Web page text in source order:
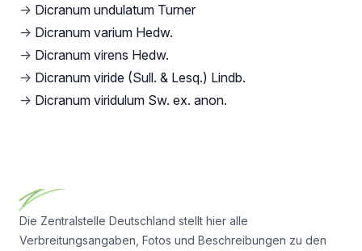
→ Dicranum undulatum Turner
→ Dicranum varium Hedw.
→ Dicranum virens Hedw.
→ Dicranum viride (Sull. & Lesq.) Lindb.
→ Dicranum viridulum Sw. ex. anon.
Die Zentralstelle Deutschland stellt hier alle
Verbreitungsangaben, Fotos und Beschreibungen zu den